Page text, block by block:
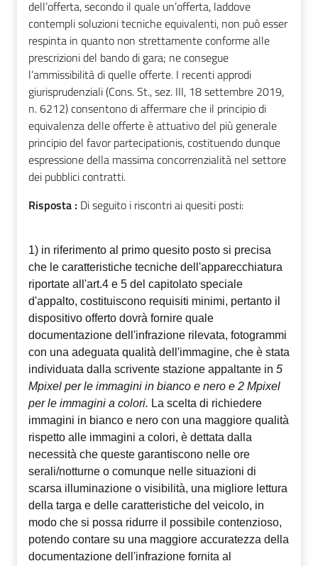
dell’offerta, secondo il quale un’offerta, laddove
contempli soluzioni tecniche equivalenti, non può esser
respinta in quanto non strettamente conforme alle
prescrizioni del bando di gara; ne consegue
l’ammissibilità di quelle offerte. I recenti approdi
giurisprudenziali (Cons. St., sez. III, 18 settembre 2019,
n. 6212) consentono di affermare che il principio di
equivalenza delle offerte è attuativo del più generale
principio del favor partecipationis, costituendo dunque
espressione della massima concorrenzialità nel settore
dei pubblici contratti.
Risposta : Di seguito i riscontri ai quesiti posti:
1) in riferimento al primo quesito posto si precisa
che le caratteristiche tecniche dell'apparecchiatura
riportate all'art.4 e 5 del capitolato speciale
d'appalto, costituiscono requisiti minimi, pertanto il
dispositivo offerto dovrà fornire quale
documentazione dell'infrazione rilevata, fotogrammi
con una adeguata qualità dell'immagine, che è stata
individuata dalla scrivente stazione appaltante in 5
Mpixel per le immagini in bianco e nero e 2 Mpixel
per le immagini a colori. La scelta di richiedere
immagini in bianco e nero con una maggiore qualità
rispetto alle immagini a colori, è dettata dalla
necessità che queste garantiscono nelle ore
serali/notturne o comunque nelle situazioni di
scarsa illuminazione o visibilità, una migliore lettura
della targa e delle caratteristiche del veicolo, in
modo che si possa ridurre il possibile contenzioso,
potendo contare su una maggiore accuratezza della
documentazione dell'infrazione fornita al